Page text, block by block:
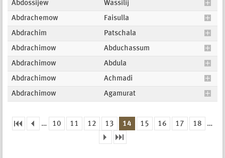
Abdossijew
Wassilij
Abdrachemow
Faisulla
Abdrachim
Patschala
Abdrachimow
Abduchassum
Abdrachimow
Abdula
Abdrachimow
Achmadi
Abdrachimow
Agamurat
Seiten … 10 11 12 13 14 15 16 17 18 …